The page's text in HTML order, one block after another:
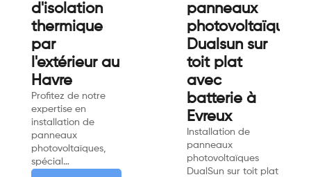
d'isolation
thermique
par
l'extérieur au
Havre
Profitez de notre
expertise en
installation de
panneaux
photovoltaïques,
spécial…
panneaux
photovoltaïque
Dualsun sur
toit plat
avec
batterie à
Evreux
Installation de
panneaux
photovoltaïques
DualSun sur toit plat